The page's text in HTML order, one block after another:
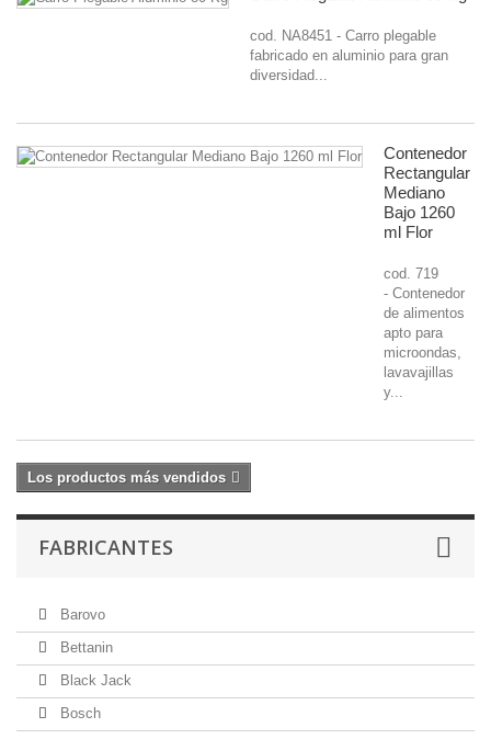
cod. NA8451 - Carro plegable
fabricado en aluminio para gran
diversidad...
Contenedor
Rectangular
Mediano
Bajo 1260
ml Flor
cod. 719
- Contenedor
de alimentos
apto para
microondas,
lavavajillas
y...
Los productos más vendidos
FABRICANTES
Barovo
Bettanin
Black Jack
Bosch